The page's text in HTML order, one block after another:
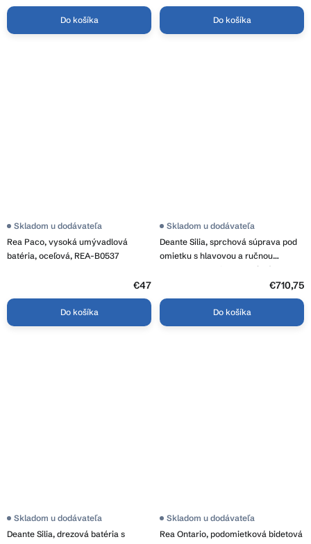
Do košíka Do košíka
Rea Paco, vysoká umývadlová
batéria, oceľová, REA-B0537
Skladom u dodávateľa
€47
Do košíka
Deante Silia, sprchová súprava pod
omietku s hlavovou a ručnou
sprchovou hlavicou, oceľová, DEA-
Skladom u dodávateľa
€710,75
Do košíka
Deante Silia, drezová batéria s
Skladom u dodávateľa
Rea Ontario, podomietková bidetová
Skladom u dodávateľa